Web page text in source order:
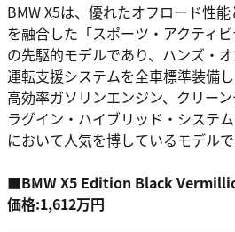
BMW X5は、優れたオフロード性
を融合した「スポーツ・アクティビ
の先駆的モデルであり、ハンズ・
運転支援システムを全車標準装備
高効率ガソリンエンジン、クリー
ラグイン・ハイブリッド・システ
において人気を博しているモデルで
■BMW X5 Edition Black
価格:1,612万円